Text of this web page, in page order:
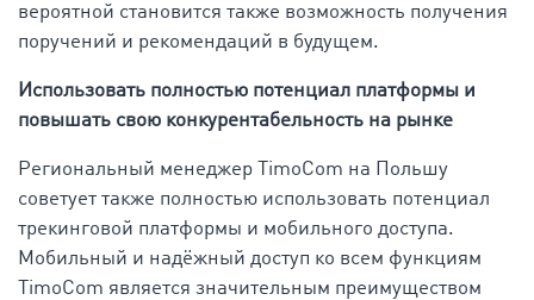
вероятной становится также возможность получения
поручений и рекомендаций в будущем.
Использовать полностью потенциал платформы и
повышать свою конкурентабельность на рынке
Региональный менеджер TimoCom на Польшу
советует также полностью использовать потенциал
трекинговой платформы и мобильного доступа.
Мобильный и надёжный доступ ко всем функциям
TimoCom является значительным преимуществом